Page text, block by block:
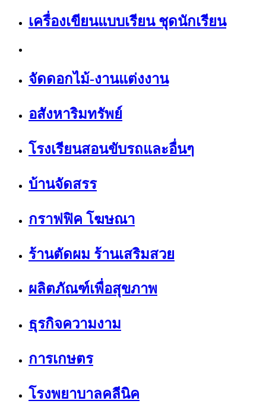
เครื่องเขียนแบบเรียน ชุดนักเรียน
จัดดอกไม้-งานแต่งงาน
อสังหาริมทรัพย์
โรงเรียนสอนขับรถและอื่นๆ
บ้านจัดสรร
กราฟฟิค โฆษณา
ร้านตัดผม ร้านเสริมสวย
ผลิตภัณฑ์เพื่อสุขภาพ
ธุรกิจความงาม
การเกษตร
โรงพยาบาลคลีนิค